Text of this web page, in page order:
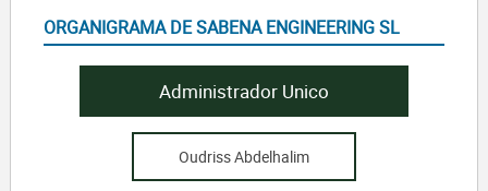
ORGANIGRAMA DE SABENA ENGINEERING SL
Administrador Unico
Oudriss Abdelhalim